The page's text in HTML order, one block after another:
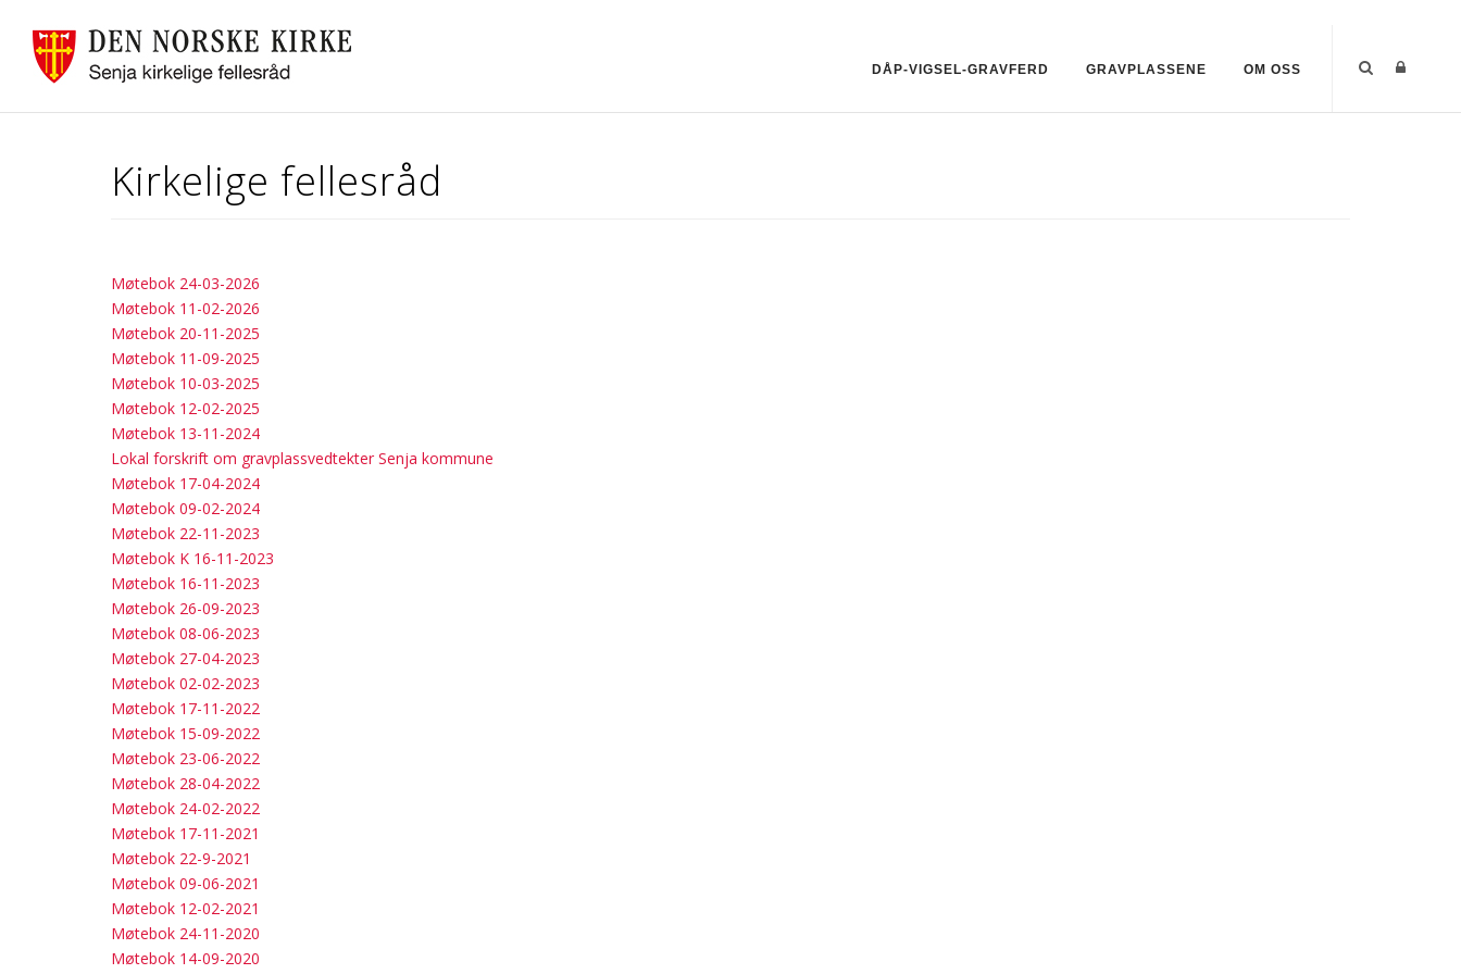
DÅP-VIGSEL-GRAVFERD GRAVPLASSENE OM OSS
Kirkelige fellesråd
Møtebok 24-03-2026
Møtebok 11-02-2026
Møtebok 20-11-2025
Møtebok 11-09-2025
Møtebok 10-03-2025
Møtebok 12-02-2025
Møtebok 13-11-2024
Lokal forskrift om gravplassvedtekter Senja kommune
Møtebok 17-04-2024
Møtebok 09-02-2024
Møtebok 22-11-2023
Møtebok K 16-11-2023
Møtebok 16-11-2023
Møtebok 26-09-2023
Møtebok 08-06-2023
Møtebok 27-04-2023
Møtebok 02-02-2023
Møtebok 17-11-2022
Møtebok 15-09-2022
Møtebok 23-06-2022
Møtebok 28-04-2022
Møtebok 24-02-2022
Møtebok 17-11-2021
Møtebok 22-9-2021
Møtebok 09-06-2021
Møtebok 12-02-2021
Møtebok 24-11-2020
Møtebok 14-09-2020